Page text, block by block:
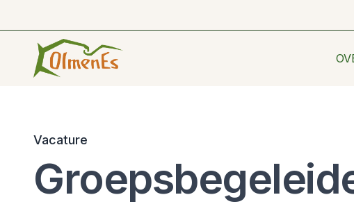
Vacature